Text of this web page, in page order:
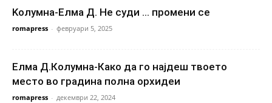
Kолумна-Елма Д. Не суди … промени се
romapress - февруари 5, 2025
Елма Д.Колумна-Како да го најдеш твоето
место во градина полна орхидеи
romapress - декември 22, 2024